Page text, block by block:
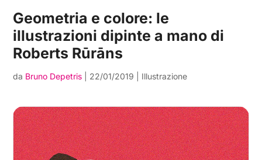
Geometria e colore: le
illustrazioni dipinte a mano di
Roberts Rūrāns
da Bruno Depetris 22/01/2019 Illustrazione